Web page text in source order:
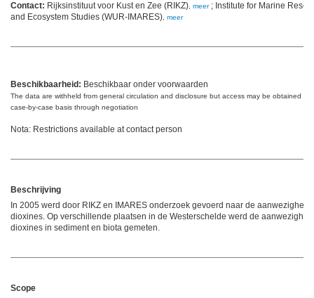
Contact: Rijksinstituut voor Kust en Zee (RIKZ), meer; Institute for Marine
and Ecosystem Studies (WUR-IMARES), meer
Beschikbaarheid: Beschikbaar onder voorwaarden
The data are withheld from general circulation and disclosure but access may be obtained on
case-by-case basis through negotiation
Nota: Restrictions available at contact person
Beschrijving
In 2005 werd door RIKZ en IMARES onderzoek gevoerd naar de aanwezigheid
dioxines. Op verschillende plaatsen in de Westerschelde werd de
dioxines in sediment en biota gemeten.
Scope